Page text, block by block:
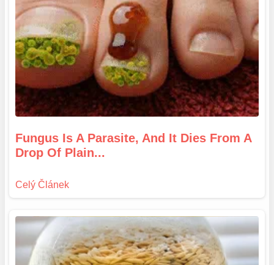
Fungus Is A Parasite, And It Dies From A
Drop Of Plain...